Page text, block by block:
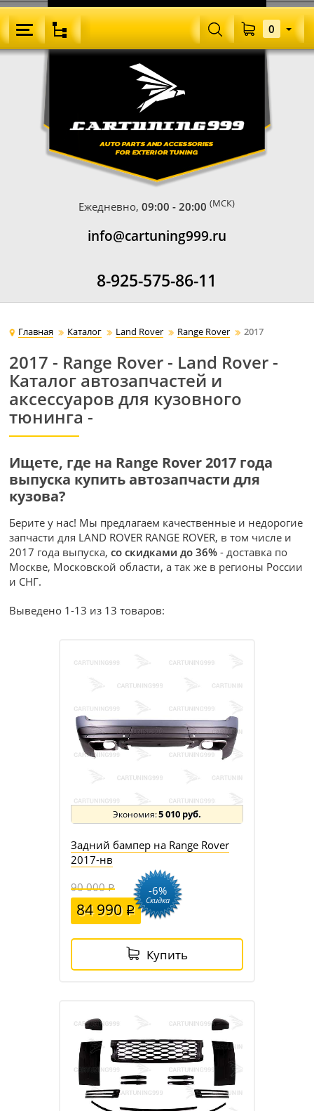
Ежедневно,09:00 - 20:00 (МСК)
info@cartuning999.ru
8-925-575-86-11
0
Главная Каталог Land Rover Range Rover 2017
2017 - Range Rover - Land Rover -
Каталог автозапчастей и
аксессуаров для кузовного
тюнинга -
Ищете, где на Range Rover 2017 года
выпуска купить автозапчасти для
кузова?
Берите у нас! Мы предлагаем качественные и недорогие
запчасти для LAND ROVER RANGE ROVER, в том числе и
2017 года выпуска,со скидками до 36% - доставка по
Москве, Московской области, а так же в регионы России
и СНГ.
Выведено 1-13 из 13 товаров:
5 010 руб.
Задний бампер на Range Rover
2017-нв
90 000
84 990
-6%
Скидка
Купить